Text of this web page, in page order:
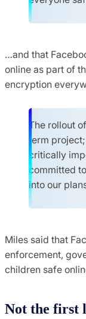
…and that
online as part of
encryption
The rollout
term
critically
committed
into our
Miles said that
enforcement,
children safe
Not the first